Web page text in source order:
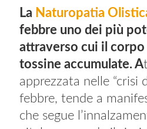
La Naturopatia
febbre uno dei più
attraverso cui il corpo
tossine accumulate. A
apprezzata nelle “crisi
febbre, tende a
che segue